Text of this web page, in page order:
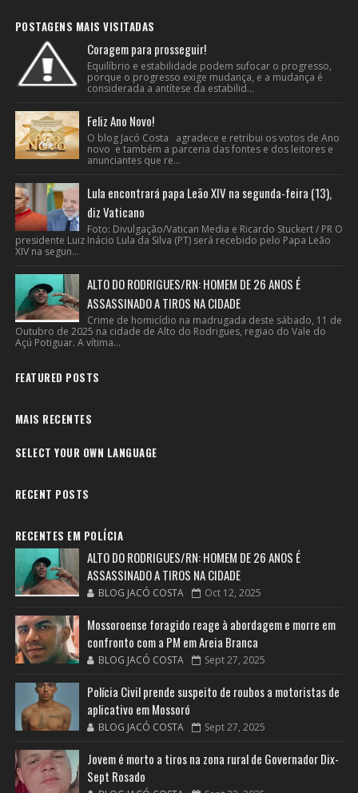
POSTAGENS MAIS VISITADAS
Coragem para prosseguir!
Equilíbrio e estabilidade podem sufocar o progresso,
porque o progresso exige mudança, e a mudança é
considerada a antítese da estabilid...
Feliz Ano Novo!
O blog Jacó Costa agradece e retribui os votos de Ano
novo e também a parceria das fontes e dos leitores e
anunciantes que re...
Lula encontrará papa Leão XIV na segunda-feira (13),
diz Vaticano
Foto: Divulgação/Vatican Media e Ricardo Stuckert / PR O
presidente Luiz Inácio Lula da Silva (PT) será recebido pelo Papa Leão
XIV na segun...
ALTO DO RODRIGUES/RN: HOMEM DE 26 ANOS É
ASSASSINADO A TIROS NA CIDADE
Crime de homicídio na madrugada deste sábado, 11 de
Outubro de 2025 na cidade de Alto do Rodrigues, regiao do Vale do
Açú Potiguar. A vítima...
FEATURED POSTS
MAIS RECENTES
SELECT YOUR OWN LANGUAGE
RECENT POSTS
RECENTES EM POLÍCIA
ALTO DO RODRIGUES/RN: HOMEM DE 26 ANOS É
ASSASSINADO A TIROS NA CIDADE
BLOG JACÓ COSTA Oct 12, 2025
Mossoroense foragido reage à abordagem e morre em
confronto com a PM em Areia Branca
BLOG JACÓ COSTA Sept 27, 2025
Polícia Civil prende suspeito de roubos a motoristas de
aplicativo em Mossoró
BLOG JACÓ COSTA Sept 27, 2025
Jovem é morto a tiros na zona rural de Governador Dix-
Sept Rosado